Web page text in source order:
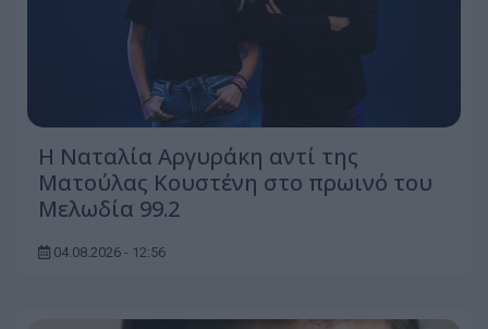
Η Ναταλία Αργυράκη αντί της
Ματούλας Κουστένη στο πρωινό του
Μελωδία 99.2
04.08.2026 - 12:56